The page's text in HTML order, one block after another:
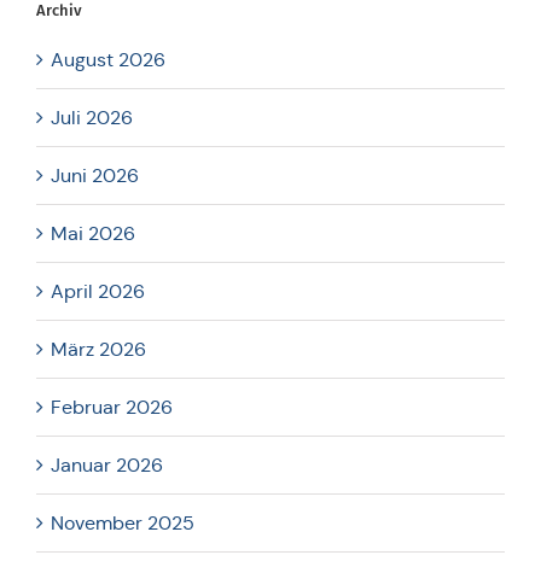
Archiv
August 2026
Juli 2026
Juni 2026
Mai 2026
April 2026
März 2026
Februar 2026
Januar 2026
November 2025